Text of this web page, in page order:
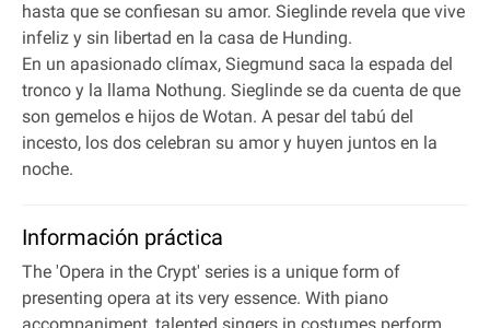
hasta que se confiesan su amor. Sieglinde revela que vive
infeliz y sin libertad en la casa de Hunding.
En un apasionado clímax, Siegmund saca la espada del
tronco y la llama Nothung. Sieglinde se da cuenta de que
son gemelos e hijos de Wotan. A pesar del tabú del
incesto, los dos celebran su amor y huyen juntos en la
noche.
Información práctica
The 'Opera in the Crypt' series is a unique form of
presenting opera at its very essence. With piano